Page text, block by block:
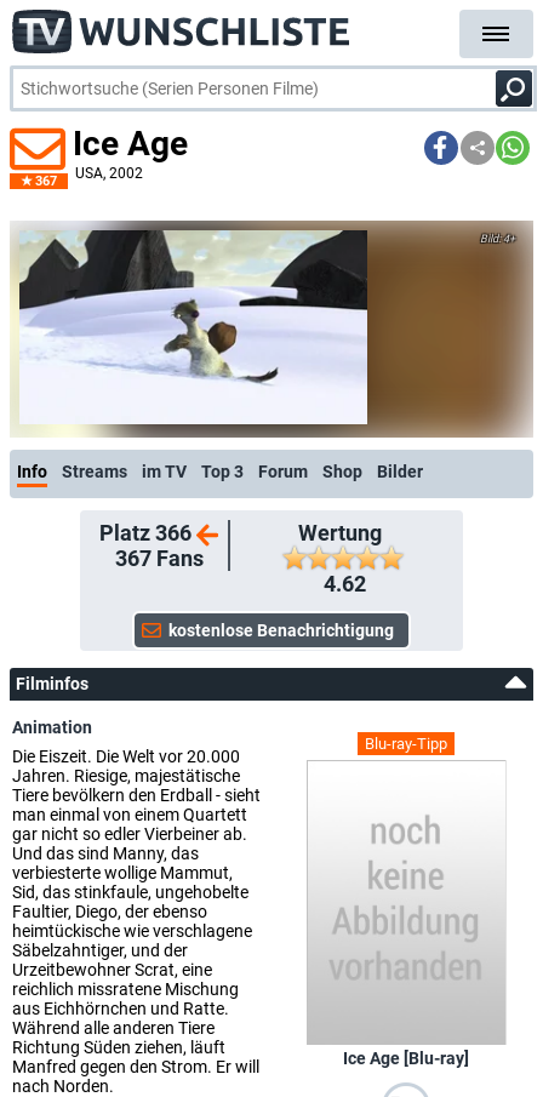
367
Ice Age
USA, 2002
4+
Info Streams im TV Top 3 Forum Shop Bilder
Platz 366
367Fans
Wertung
4.62
Filminfos
Blu-ray-Tipp
Ice Age [Blu-ray]
Animation
Die Eiszeit. Die Welt vor 20.000
Jahren. Riesige, majestätische
Tiere bevölkern den Erdball - sieht
man einmal von einem Quartett
gar nicht so edler Vierbeiner ab.
Und das sind Manny, das
verbiesterte wollige Mammut,
Sid, das stinkfaule, ungehobelte
Faultier, Diego, der ebenso
heimtückische wie verschlagene
Säbelzahntiger, und der
Urzeitbewohner Scrat, eine
reichlich missratene Mischung
aus Eichhörnchen und Ratte.
Während alle anderen Tiere
Richtung Süden ziehen, läuft
Manfred gegen den Strom. Er will
nach Norden.